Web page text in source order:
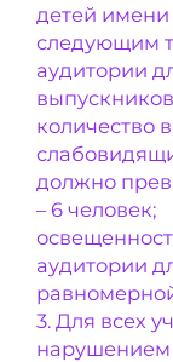
детей имени
следующим
аудитории
количество
должно
– 6 человек;
аудитории
3. Для всех
нарушением